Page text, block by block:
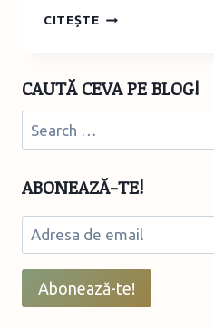
CITEȘTESĂPTĂMÂNA
1,
OBIECTE
DIN
CAUTĂ CEVA PE BLOG!
Search
for:
ABONEAZĂ-TE!
Adresa
de
email
Abonează-te!